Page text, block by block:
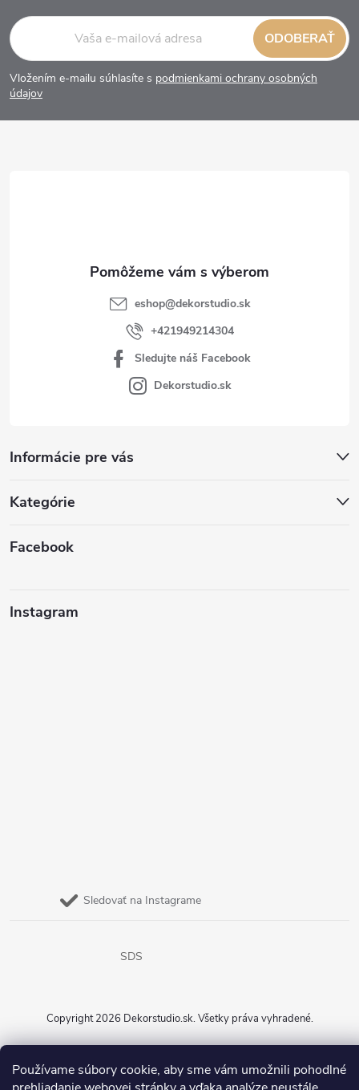
Používame súbory cookie, aby sme vám umožnili pohodlné
Z
á
p
Vložením e-mailu súhlasíte s podmienkami ochrany osobných
údajov
ODOBERAŤ
Informácie pre vás
Kategórie
Facebook
Instagram
Sledovať na Instagrame
eshop@dekorstudio.sk
+421949214304
Sledujte náš Facebook
Dekorstudio.sk
SDS
Vytvoril Shoptet
Copyright 2026 Dekorstudio.sk. Všetky práva vyhradené.